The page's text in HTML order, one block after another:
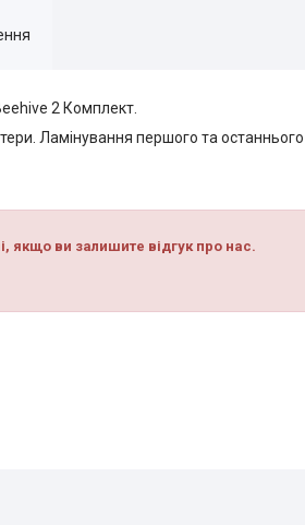
2 Комплект.
Ламінування першого та
ви залишите відгук про нас.